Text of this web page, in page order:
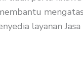
layanan